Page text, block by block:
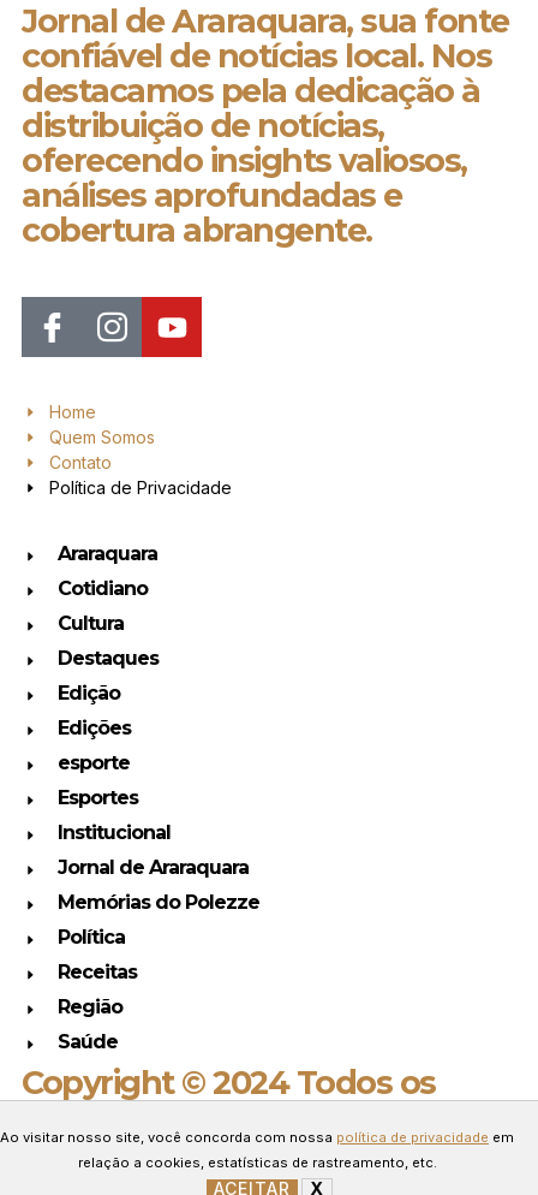
Jornal de Araraquara, sua fonte
confiável de notícias local. Nos
destacamos pela dedicação à
distribuição de notícias,
oferecendo insights valiosos,
análises aprofundadas e
cobertura abrangente.
Home
Quem Somos
Contato
Política de Privacidade
Araraquara
Cotidiano
Cultura
Destaques
Edição
Edições
esporte
Esportes
Institucional
Jornal de Araraquara
Memórias do Polezze
Política
Receitas
Região
Saúde
Copyright © 2024 Todos os
Desenvolvido por Connect Web
Ao visitar nosso site, você concorda com nossa política de privacidade em
relação a cookies, estatísticas de rastreamento, etc.
ACEITAR X
GERENCIAR COOKIES